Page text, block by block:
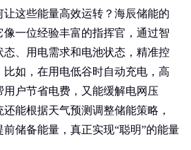
这些能量高效运转？海辰储能的
一位经验丰富的指挥官，通过智
、用电需求和电池状态，精准控
如，在用电低谷时自动充电，高
户节省电费，又能缓解电网压
能根据天气预测调整储能策略，
储备能量，真正实现“聪明”的能量